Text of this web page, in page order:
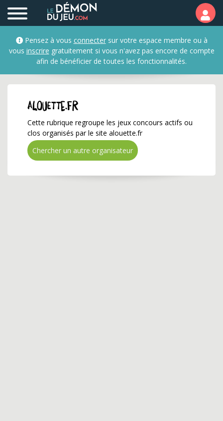
alouette.fr ✅ Gagnez
Pensez à vous connectersur votre espace membre ou à
vous inscrire gratuitement si vous n'avez pas encore de compte
afin de bénéficier de toutes les fonctionnalités.
alouette.fr
Cette rubrique regroupe les jeux concours actifs ou
clos organisés par le site alouette.fr
Chercher un autre organisateur